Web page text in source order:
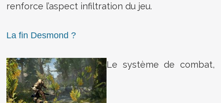
renforce l’aspect infiltration du jeu.
La fin Desmond ?
Le système de combat,